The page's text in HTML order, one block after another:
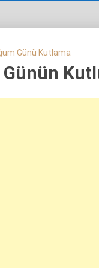
Günü Kutlama
Günün